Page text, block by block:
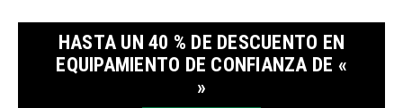
HASTA UN 40 % DE DESCUENTO EN
EQUIPAMIENTO DE CONFIANZA DE «
»